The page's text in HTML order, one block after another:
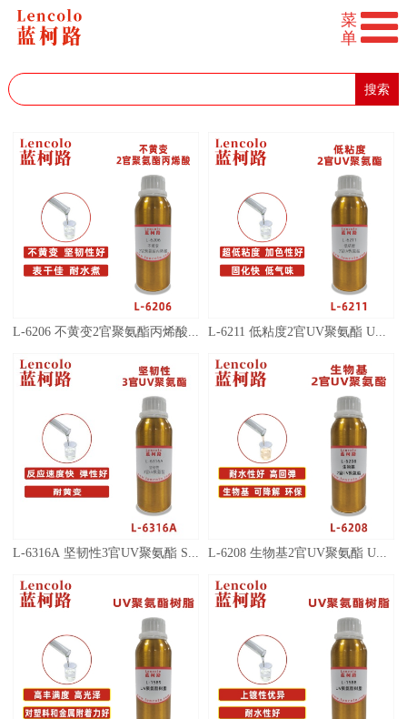
搜索
L-6211 低粘度2官UV聚氨酯 UV喷墨 UV3D打印 UV胶粘剂 UV可撕膜 UV清漆 UV塑胶涂料 UV弹性涂料
L-6208 生物基2官UV聚氨酯 UV转移胶 塑胶UV涂料 UV胶黏剂 UV油墨